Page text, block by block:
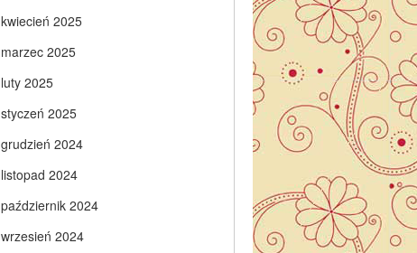
kwiecień 2025
marzec 2025
luty 2025
styczeń 2025
grudzień 2024
listopad 2024
październik 2024
wrzesień 2024